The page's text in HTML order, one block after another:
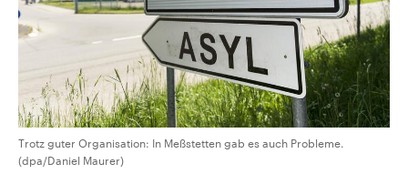
Trotz guter Organisation: In Meßstetten gab es auch Probleme.
(dpa/Daniel Maurer)